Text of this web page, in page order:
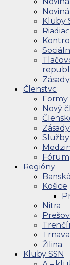
Kluby
Členstvo
Formy
Nový
Fórum
Regióny
Košice
Nitra
Prešov
Trnava
Žilina
Kluby SSN